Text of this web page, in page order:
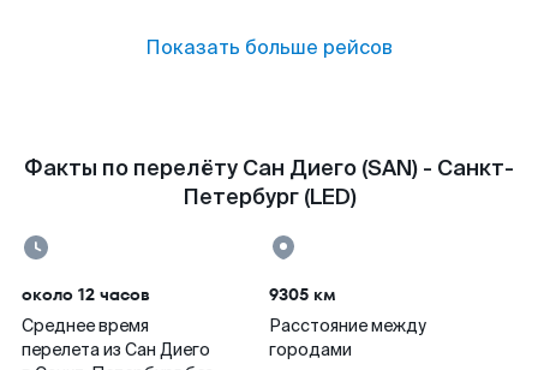
Показать больше рейсов
Факты по перелёту Сан Диего (SAN) - Санкт-
Петербург (LED)
около 12 часов
Среднее время
перелета из Сан Диего
9305 км
Расстояние между
городами